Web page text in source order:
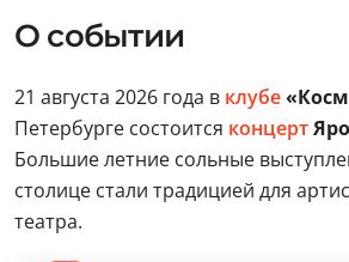
О событии
21 августа 2026 года в клубе
Петербурге состоится концерт
Большие летние сольные
столице стали традицией для
театра.